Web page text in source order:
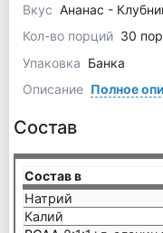
Вкус Ананас -
Кол-во порций 30
Упаковка Банка
Описание Полное
Состав
Состав в
Натрий
Калий